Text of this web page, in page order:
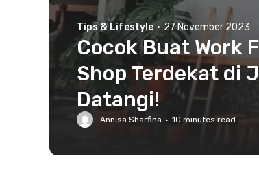
Tips & Lifestyle · 27 November 2023
Cocok Buat Work
Shop Terdekat di
Datangi!
Annisa Sharfina · 10 minutes read